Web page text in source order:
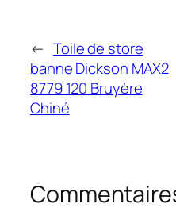
← Toile de store
banne Dickson MAX2
8779 120 Bruyère
Chiné